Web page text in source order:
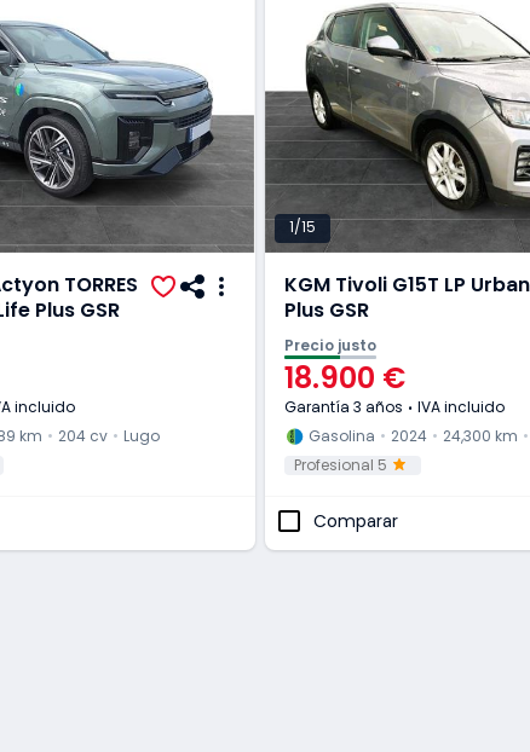
TORRES
Plus GSR
incluido
km 204 cv
Lugo
KGM Tivoli G15T LP Urban
Plus GSR
Precio justo
18.900 €
Garantía 3 años
IVA incluido
Gasolina
2024 24,300 km
Profesional 5
1/15
Comparar